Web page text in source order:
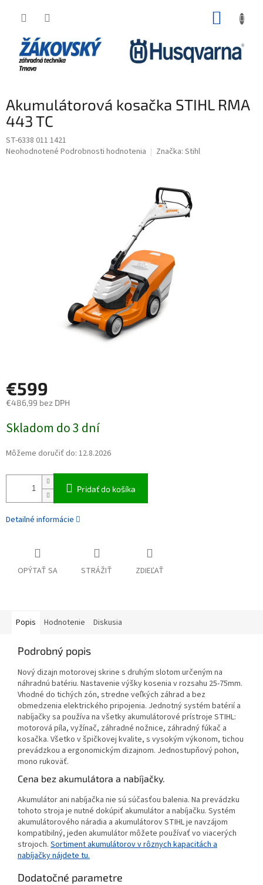
Akumulátorová kosačka STIHL RMA
443 TC
ST-6338 011 1421
Priemerné hodnotenie produktu je 0,0 z 5 hviezdičiek.
Neohodnotené Podrobnosti hodnotenia Značka: Stihl
€599
€486,99 bez DPH
Skladom do 3 dní
Môžeme doručiť do: 12.8.2026
Pridať do košíka
Detailné informácie
OPÝTAŤ SA STRÁŽIŤ ZDIEĽAŤ
Popis Hodnotenie Diskusia
Podrobný popis
Nový dizajn motorovej skrine s druhým slotom určeným na
náhradnú batériu. Nastavenie výšky kosenia v rozsahu 25-75mm.
Vhodné do tichých zón, stredne veľkých záhrad a bez
obmedzenia elektrického pripojenia. Jednotný systém batérií a
nabíjačky sa používa na všetky akumulátorové prístroje STIHL:
motorová píla, vyžínač, záhradné nožnice, záhradný fúkač a
kosačka. Všetko v špičkovej kvalite, s vysokým výkonom, tichou
prevádzkou a ergonomickým dizajnom. Jednostupňový pohon,
mono rukoväť.
Cena bez akumulátora a nabíjačky.
Akumulátor ani nabíjačka nie sú súčasťou balenia. Na prevádzku
tohoto stroja je nutné dokúpiť akumulátor a nabíjačku. Systém
akumulátorového náradia a akumulátorov STIHL je navzájom
kompatibilný, jeden akumulátor môžete používať vo viacerých
strojoch. Sortiment akumulátorov v rôznych kapacitách a
nabíjačky nájdete tu.
Dodatočné parametre